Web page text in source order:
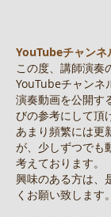
YouTubeチャンネ
この度、講師演奏
YouTubeチャンネ
演奏動画を公開す
びの参考にして頂
あまり頻繁には更
が、少しずつでも
考えております。
興味のある方は、
くお願い致